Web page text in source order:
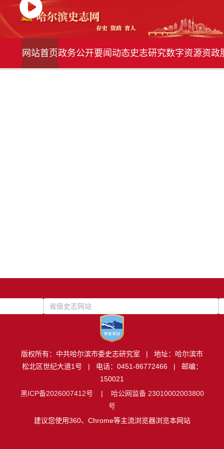
网站首页政务公开要闻动态史志研究数字资源资政
省级史志网站
版权所有：中共哈尔滨市委史志研究室 | 地址：哈尔滨市
松北区世纪大道1号 | 电话：0451-86772466 | 邮编：
150021
黑ICP备2026007412号 | 哈公网监备 23010002003800
号
建议您使用360、Chrome等主流浏览器浏览本网站